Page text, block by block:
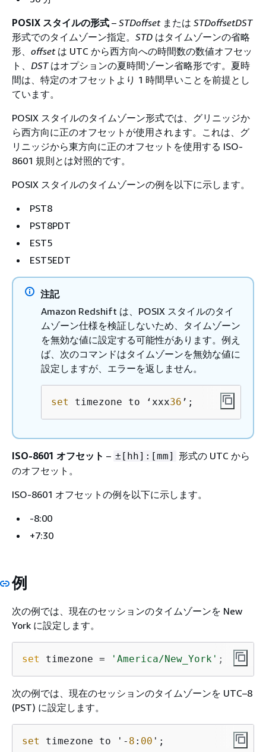
POSIX スタイルの形式 – STDoffsetまたは STDoffsetDST
形式でのタイムゾーン指定。 STD はタイムゾーンの省略
形、 offsetは UTC から西方向への時間数の数値オフセッ
ト、 DSTはオプションの夏時間ゾーン省略形です。夏時
間は、特定のオフセットより 1 時間早いことを前提とし
ています。
POSIX スタイルのタイムゾーン形式では、グリニッジか
ら西方向に正のオフセットが使用されます。これは、グ
リニッジから東方向に正のオフセットを使用する ISO-
8601 規則とは対照的です。
POSIX スタイルのタイムゾーンの例を以下に示します。
PST8
PST8PDT
EST5
EST5EDT
注記
Amazon Redshift は、POSIX スタイルのタイ
ムゾーン仕様を検証しないため、タイムゾーン
を無効な値に設定する可能性があります。例え
ば、次のコマンドはタイムゾーンを無効な値に
設定しますが、エラーを返しません。
set timezone to ‘xxx36 ’;
ISO-8601 オフセット – ±[hh]:[mm] 形式の UTC から
のオフセット。
ISO-8601 オフセットの例を以下に示します。
-8:00
+7:30
例
次の例では、現在のセッションのタイムゾーンを New
York に設定します。
set timezone = 'America/New_York' ;
次の例では、現在のセッションのタイムゾーンを UTC–8
(PST) に設定します。
set timezone to '- 8 : 00 ';